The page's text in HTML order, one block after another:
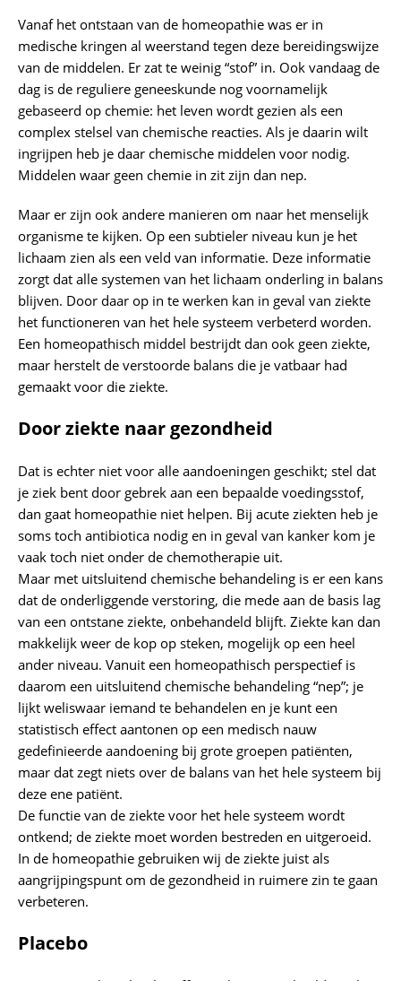
Vanaf het ontstaan van de homeopathie was er in
medische kringen al weerstand tegen deze bereidingswijze
van de middelen. Er zat te weinig “stof” in. Ook vandaag de
dag is de reguliere geneeskunde nog voornamelijk
gebaseerd op chemie: het leven wordt gezien als een
complex stelsel van chemische reacties. Als je daarin wilt
ingrijpen heb je daar chemische middelen voor nodig.
Middelen waar geen chemie in zit zijn dan nep.
Maar er zijn ook andere manieren om naar het menselijk
organisme te kijken. Op een subtieler niveau kun je het
lichaam zien als een veld van informatie. Deze informatie
zorgt dat alle systemen van het lichaam onderling in balans
blijven. Door daar op in te werken kan in geval van ziekte
het functioneren van het hele systeem verbeterd worden.
Een homeopathisch middel bestrijdt dan ook geen ziekte,
maar herstelt de verstoorde balans die je vatbaar had
gemaakt voor die ziekte.
Door ziekte naar gezondheid
Dat is echter niet voor alle aandoeningen geschikt; stel dat
je ziek bent door gebrek aan een bepaalde voedingsstof,
dan gaat homeopathie niet helpen. Bij acute ziekten heb je
soms toch antibiotica nodig en in geval van kanker kom je
vaak toch niet onder de chemotherapie uit.
Maar met uitsluitend chemische behandeling is er een kans
dat de onderliggende verstoring, die mede aan de basis lag
van een ontstane ziekte, onbehandeld blijft. Ziekte kan dan
makkelijk weer de kop op steken, mogelijk op een heel
ander niveau. Vanuit een homeopathisch perspectief is
daarom een uitsluitend chemische behandeling “nep”; je
lijkt weliswaar iemand te behandelen en je kunt een
statistisch effect aantonen op een medisch nauw
gedefinieerde aandoening bij grote groepen patiënten,
maar dat zegt niets over de balans van het hele systeem bij
deze ene patiënt.
De functie van de ziekte voor het hele systeem wordt
ontkend; de ziekte moet worden bestreden en uitgeroeid.
In de homeopathie gebruiken wij de ziekte juist als
aangrijpingspunt om de gezondheid in ruimere zin te gaan
verbeteren.
Placebo